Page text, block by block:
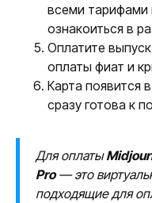
всеми
ознакоиться в
Оплатите
оплаты фиат и
Карта появится
сразу готова к
Для оплаты
Pro— это
подходящие для